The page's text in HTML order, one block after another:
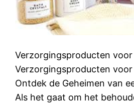
Verzorgingsproducten
Verzorgingsproducten
Ontdek de Geheimen van
Als het gaat om het